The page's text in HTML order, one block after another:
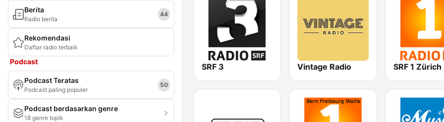
Berita
Radio berita
44
Rekomendasi
Daftar radio terbaik
Podcast
Podcast Teratas
Podcast paling populer
50
Podcast berdasarkan genre
18 genre topik
SRF 3 Vintage Radio